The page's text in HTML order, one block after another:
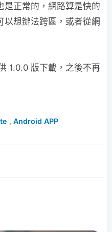
是正常的，網路算是快的
以想辦法跨區，或者從網
1.0.0 版下載，之後不再
, Android APP